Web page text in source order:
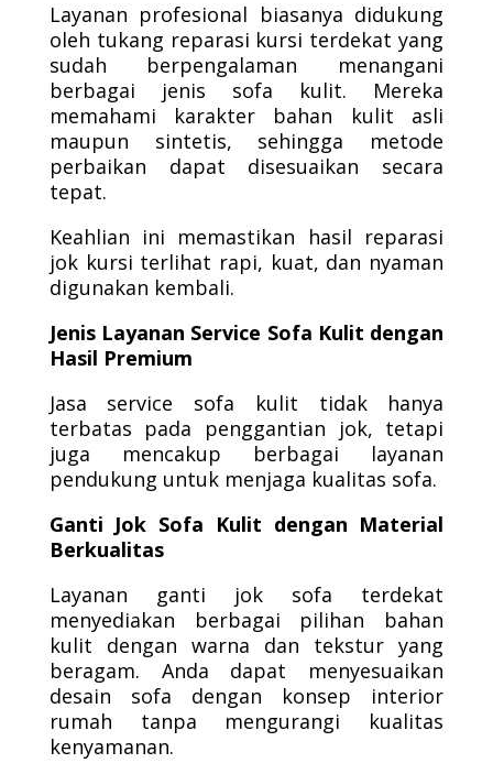
Layanan profesional biasanya didukung
oleh tukang reparasi kursi terdekat yang
sudah berpengalaman menangani
berbagai jenis sofa kulit. Mereka
memahami karakter bahan kulit asli
maupun sintetis, sehingga metode
perbaikan dapat disesuaikan secara
tepat.
Keahlian ini memastikan hasil reparasi
jok kursi terlihat rapi, kuat, dan nyaman
digunakan kembali.
Jenis Layanan Service Sofa Kulit dengan
Hasil Premium
Jasa service sofa kulit tidak hanya
terbatas pada penggantian jok, tetapi
juga mencakup berbagai layanan
pendukung untuk menjaga kualitas sofa.
Ganti Jok Sofa Kulit dengan Material
Berkualitas
Layanan ganti jok sofa terdekat
menyediakan berbagai pilihan bahan
kulit dengan warna dan tekstur yang
beragam. Anda dapat menyesuaikan
desain sofa dengan konsep interior
rumah tanpa mengurangi kualitas
kenyamanan.